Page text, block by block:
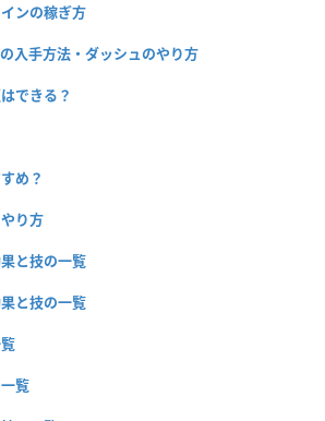
ンの稼ぎ方
入手方法・ダッシュのやり方
できる？
め？
り方
と技の一覧
と技の一覧
覧